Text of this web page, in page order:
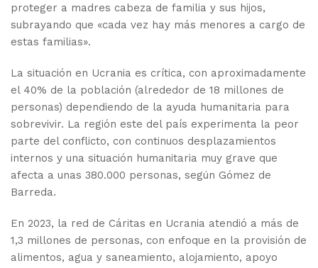
proteger a madres cabeza de familia y sus hijos,
subrayando que «cada vez hay más menores a cargo de
estas familias».
La situación en Ucrania es crítica, con aproximadamente
el 40% de la población (alrededor de 18 millones de
personas) dependiendo de la ayuda humanitaria para
sobrevivir. La región este del país experimenta la peor
parte del conflicto, con continuos desplazamientos
internos y una situación humanitaria muy grave que
afecta a unas 380.000 personas, según Gómez de
Barreda.
En 2023, la red de Cáritas en Ucrania atendió a más de
1,3 millones de personas, con enfoque en la provisión de
alimentos, agua y saneamiento, alojamiento, apoyo